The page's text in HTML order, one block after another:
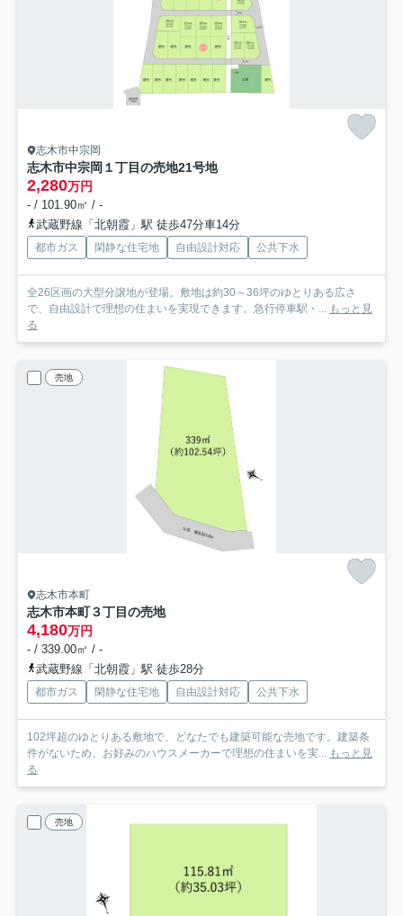
志木市中宗岡
志木市中宗岡１丁目の売地21号地
2,280万円
- / 101.90㎡ / -
武蔵野線「北朝霞」駅 徒歩47分車14分
都市ガス 閑静な住宅地 自由設計対応 公共下水
全26区画の大型分譲地が登場。敷地は約30～36坪のゆとりある広さ
で、自由設計で理想の住まいを実現できます。急行停車駅・... もっと見
る
売地
志木市本町
志木市本町３丁目の売地
4,180万円
- / 339.00㎡ / -
武蔵野線「北朝霞」駅 徒歩28分
都市ガス 閑静な住宅地 自由設計対応 公共下水
102坪超のゆとりある敷地で、どなたでも建築可能な売地です。建築条
件がないため、お好みのハウスメーカーで理想の住まいを実... もっと見
る
売地